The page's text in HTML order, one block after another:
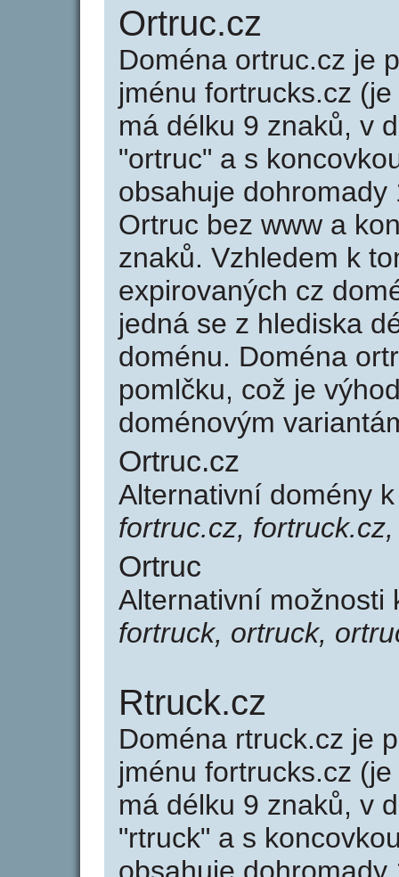
Ortruc.cz
Doména ortruc.cz je
jménu fortrucks.cz
má délku 9 znaků, v
"ortruc" a s
obsahuje
Ortruc bez www a
znaků. Vzhledem k
expirovaných cz
jedná se z hlediska
doménu. Doména
pomlčku, což je
doménovým
Ortruc.cz
Alternativní domény
fortruc.cz,
Ortruc
Alternativní
fortruck, ortruck,
Rtruck.cz
Doména rtruck.cz je
jménu fortrucks.cz
má délku 9 znaků, v
"rtruck" a s